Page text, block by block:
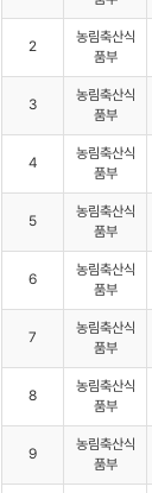
2
농림축산식
품부
3
농림축산식
품부
4
농림축산식
품부
5
농림축산식
품부
6
농림축산식
품부
7
농림축산식
품부
8
농림축산식
품부
9
농림축산식
품부